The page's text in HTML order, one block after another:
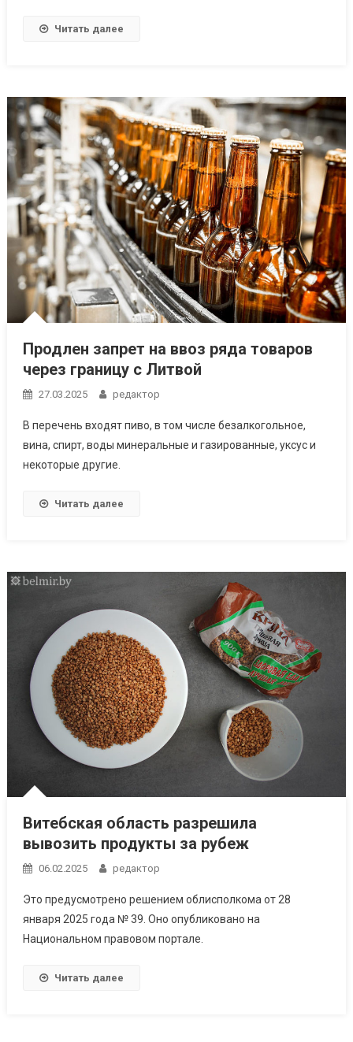
Читать далее
Продлен запрет на ввоз ряда товаров
через границу с Литвой
27.03.2025 редактор
В перечень входят пиво, в том числе безалкогольное,
вина, спирт, воды минеральные и газированные, уксус и
некоторые другие.
Читать далее
Витебская область разрешила
вывозить продукты за рубеж
06.02.2025 редактор
Это предусмотрено решением облисполкома от 28
января 2025 года № 39. Оно опубликовано на
Национальном правовом портале.
Читать далее